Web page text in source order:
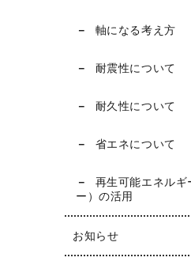
軸になる考え方
耐震性について
耐久性について
省エネについて
再生可能エネル
ー）の活用
お知らせ